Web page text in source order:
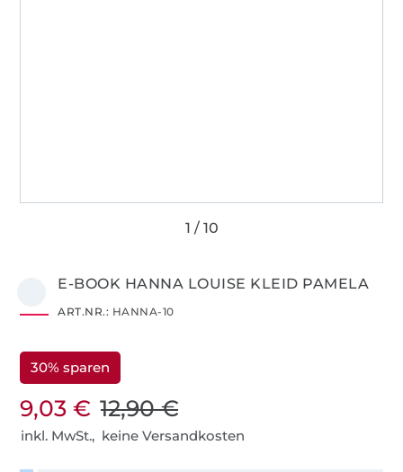
E-BOOK HANNA LOUISE KLEID PAMELA
ART.NR.: HANNA-10
30% sparen
9,03 € 12,90 €
inkl. MwSt., keine Versandkosten